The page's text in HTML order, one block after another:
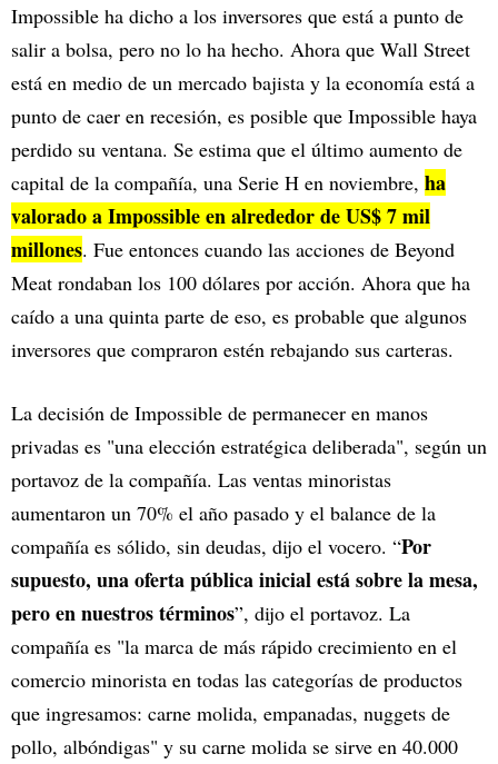
Impossible ha dicho a los inversores que está a punto de
salir a bolsa, pero no lo ha hecho. Ahora que Wall Street
está en medio de un mercado bajista y la economía está a
punto de caer en recesión, es posible que Impossible haya
perdido su ventana. Se estima que el último aumento de
capital de la compañía, una Serie H en noviembre, ha
valorado a Impossible en alrededor de US$ 7 mil
millones. Fue entonces cuando las acciones de Beyond
Meat rondaban los 100 dólares por acción. Ahora que ha
caído a una quinta parte de eso, es probable que algunos
inversores que compraron estén rebajando sus carteras.
La decisión de Impossible de permanecer en manos
privadas es "una elección estratégica deliberada", según un
portavoz de la compañía. Las ventas minoristas
aumentaron un 70% el año pasado y el balance de la
compañía es sólido, sin deudas, dijo el vocero. “Por
supuesto, una oferta pública inicial está sobre la mesa,
pero en nuestros términos”, dijo el portavoz. La
compañía es "la marca de más rápido crecimiento en el
comercio minorista en todas las categorías de productos
que ingresamos: carne molida, empanadas, nuggets de
pollo, albóndigas" y su carne molida se sirve en 40.000